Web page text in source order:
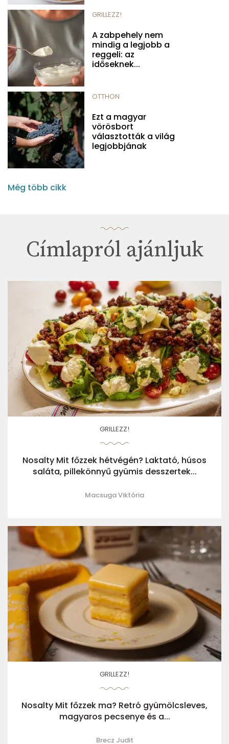
GRILLEZZ!
A zabpehely nem
mindig a legjobb a
reggeli: az
időseknek...
OTTHON
Ezt a magyar
vörösbort
választották a világ
legjobbjának
Még több cikk
Címlapról ajánljuk
GRILLEZZ!
Nosalty Mit főzzek hétvégén? Laktató, húsos
saláta, pillekönnyű gyümis desszertek...
Macsuga Viktória
GRILLEZZ!
Nosalty Mit főzzek ma? Retró gyümölcsleves,
magyaros pecsenye és a...
Brecz Judit